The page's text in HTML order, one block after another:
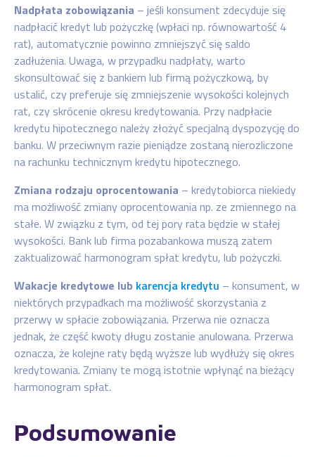
Nadpłata zobowiązania – jeśli konsument zdecyduje się
nadpłacić kredyt lub pożyczkę (wpłaci np. równowartość 4
rat), automatycznie powinno zmniejszyć się saldo
zadłużenia. Uwaga, w przypadku nadpłaty, warto
skonsultować się z bankiem lub firmą pożyczkową, by
ustalić, czy preferuje się zmniejszenie wysokości kolejnych
rat, czy skrócenie okresu kredytowania. Przy nadpłacie
kredytu hipotecznego należy złożyć specjalną dyspozycję do
banku. W przeciwnym razie pieniądze zostaną nierozliczone
na rachunku technicznym kredytu hipotecznego.
Zmiana rodzaju oprocentowania – kredytobiorca niekiedy
ma możliwość zmiany oprocentowania np. ze zmiennego na
stałe. W związku z tym, od tej pory rata będzie w stałej
wysokości. Bank lub firma pozabankowa muszą zatem
zaktualizować harmonogram spłat kredytu, lub pożyczki.
Wakacje kredytowe lub karencja kredytu – konsument, w
niektórych przypadkach ma możliwość skorzystania z
przerwy w spłacie zobowiązania. Przerwa nie oznacza
jednak, że część kwoty długu zostanie anulowana. Przerwa
oznacza, że kolejne raty będą wyższe lub wydłuży się okres
kredytowania. Zmiany te mogą istotnie wpłynąć na bieżący
harmonogram spłat.
Podsumowanie